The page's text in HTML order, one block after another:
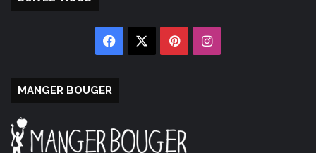
Facebook PinterestInstagram
MANGER BOUGER